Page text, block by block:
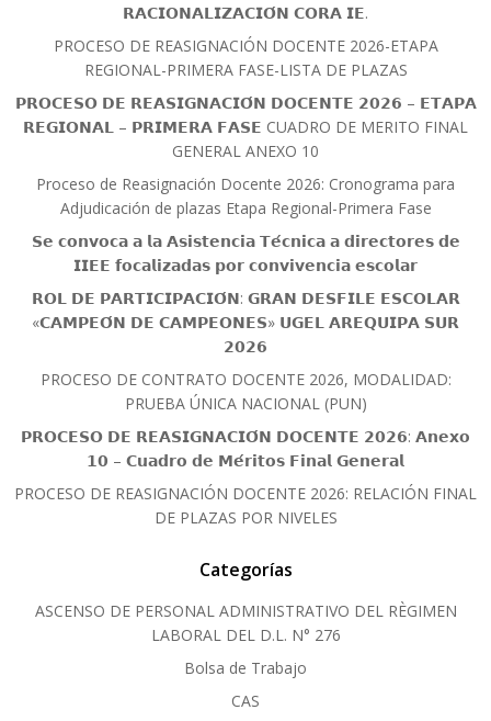
𝗥𝗔𝗖𝗜𝗢𝗡𝗔𝗟𝗜𝗭𝗔𝗖𝗜𝗢́𝗡 𝗖𝗢𝗥𝗔 𝗜𝗘.
PROCESO DE REASIGNACIÓN DOCENTE 2026-ETAPA
REGIONAL-PRIMERA FASE-LISTA DE PLAZAS
𝗣𝗥𝗢𝗖𝗘𝗦𝗢 𝗗𝗘 𝗥𝗘𝗔𝗦𝗜𝗚𝗡𝗔𝗖𝗜𝗢́𝗡 𝗗𝗢𝗖𝗘𝗡𝗧𝗘 𝟮𝟬𝟮𝟲 – 𝗘𝗧𝗔𝗣𝗔
𝗥𝗘𝗚𝗜𝗢𝗡𝗔𝗟 – 𝗣𝗥𝗜𝗠𝗘𝗥𝗔 𝗙𝗔𝗦𝗘 CUADRO DE MERITO FINAL
GENERAL ANEXO 10
Proceso de Reasignación Docente 2026: Cronograma para
Adjudicación de plazas Etapa Regional-Primera Fase
𝗦𝗲 𝗰𝗼𝗻𝘃𝗼𝗰𝗮 𝗮 𝗹𝗮 𝗔𝘀𝗶𝘀𝘁𝗲𝗻𝗰𝗶𝗮 𝗧𝗲́𝗰𝗻𝗶𝗰𝗮 𝗮 𝗱𝗶𝗿𝗲𝗰𝘁𝗼𝗿𝗲𝘀 𝗱𝗲
𝗜𝗜𝗘𝗘 𝗳𝗼𝗰𝗮𝗹𝗶𝘇𝗮𝗱𝗮𝘀 𝗽𝗼𝗿 𝗰𝗼𝗻𝘃𝗶𝘃𝗲𝗻𝗰𝗶𝗮 𝗲𝘀𝗰𝗼𝗹𝗮𝗿
𝗥𝗢𝗟 𝗗𝗘 𝗣𝗔𝗥𝗧𝗜𝗖𝗜𝗣𝗔𝗖𝗜𝗢́𝗡: 𝗚𝗥𝗔𝗡 𝗗𝗘𝗦𝗙𝗜𝗟𝗘 𝗘𝗦𝗖𝗢𝗟𝗔𝗥
«𝗖𝗔𝗠𝗣𝗘𝗢́𝗡 𝗗𝗘 𝗖𝗔𝗠𝗣𝗘𝗢𝗡𝗘𝗦» 𝗨𝗚𝗘𝗟 𝗔𝗥𝗘𝗤𝗨𝗜𝗣𝗔 𝗦𝗨𝗥
𝟮𝟬𝟮𝟲
PROCESO DE CONTRATO DOCENTE 2026, MODALIDAD:
PRUEBA ÚNICA NACIONAL (PUN)
𝗣𝗥𝗢𝗖𝗘𝗦𝗢 𝗗𝗘 𝗥𝗘𝗔𝗦𝗜𝗚𝗡𝗔𝗖𝗜𝗢́𝗡 𝗗𝗢𝗖𝗘𝗡𝗧𝗘 𝟮𝟬𝟮𝟲: 𝗔𝗻𝗲𝘅𝗼
𝟭𝟬 – 𝗖𝘂𝗮𝗱𝗿𝗼 𝗱𝗲 𝗠𝗲́𝗿𝗶𝘁𝗼𝘀 𝗙𝗶𝗻𝗮𝗹 𝗚𝗲𝗻𝗲𝗿𝗮𝗹
PROCESO DE REASIGNACIÓN DOCENTE 2026: RELACIÓN FINAL
DE PLAZAS POR NIVELES
Categorías
ASCENSO DE PERSONAL ADMINISTRATIVO DEL RÈGIMEN
LABORAL DEL D.L. N° 276
Bolsa de Trabajo
CAS